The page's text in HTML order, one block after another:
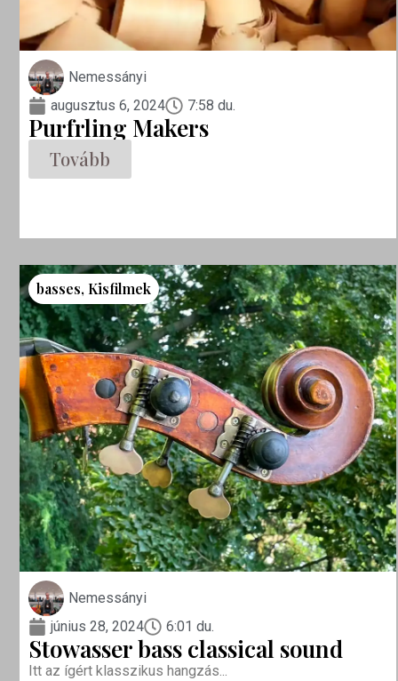
Nemessányi
augusztus 6, 2024
7:58 du.
Purfrling Makers
Tovább
basses, Kisfilmek
Nemessányi
június 28, 2024
6:01 du.
Stowasser bass classical sound
Itt az ígért klasszikus hangzás...